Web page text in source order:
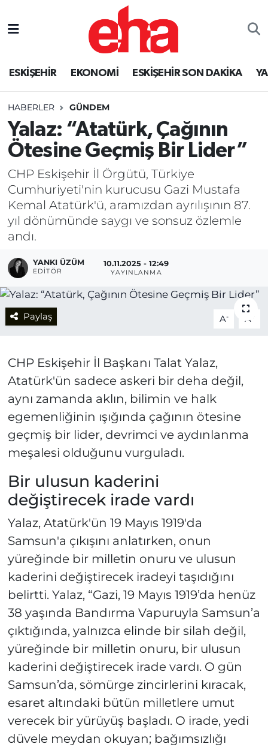
ESKİŞEHİR EKONOMİ ESKİŞEHİR SON DAKİKA
HABERLER GÜNDEM
Yalaz: “Atatürk, Çağının
Ötesine Geçmiş Bir Lider”
CHP Eskişehir İl Örgütü, Türkiye
Cumhuriyeti'nin kurucusu Gazi Mustafa
Kemal Atatürk'ü, aramızdan ayrılışının 87.
yıl dönümünde saygı ve sonsuz özlemle
andı.
YANKI ÜZÜM
EDITÖR
10.11.2025 - 12:49
YAYINLANMA
Paylaş A- A +
CHP Eskişehir İl Başkanı Talat Yalaz,
Atatürk'ün sadece askeri bir deha değil,
aynı zamanda aklın, bilimin ve halk
egemenliğinin ışığında çağının ötesine
geçmiş bir lider, devrimci ve aydınlanma
meşalesi olduğunu vurguladı.
Bir ulusun kaderini
değiştirecek irade vardı
Yalaz, Atatürk'ün 19 Mayıs 1919'da
Samsun'a çıkışını anlatırken, onun
yüreğinde bir milletin onuru ve ulusun
kaderini değiştirecek iradeyi taşıdığını
belirtti. Yalaz, “Gazi, 19 Mayıs 1919’da henüz
38 yaşında Bandırma Vapuruyla Samsun’a
çıktığında, yalnızca elinde bir silah değil,
yüreğinde bir milletin onuru, bir ulusun
kaderini değiştirecek irade vardı. O gün
Samsun’da, sömürge zincirlerini kıracak,
esaret altındaki bütün milletlere umut
verecek bir yürüyüş başladı. O irade, yedi
düvele meydan okuyan; bağımsızlığı